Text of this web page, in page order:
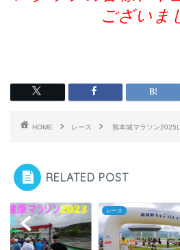
ございま
HOME レース 熊本城マラソン2025
RELATED POST
レース